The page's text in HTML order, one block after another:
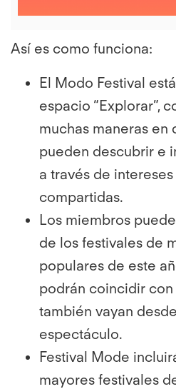
Así es como funciona:
El Modo Festival
espacio “Explorar”,
muchas maneras en
pueden descubrir e
a través de
compartidas.
Los miembros
de los festivales de
populares de este
podrán coincidir
también vayan
espectáculo.
Festival Mode
mayores festivales